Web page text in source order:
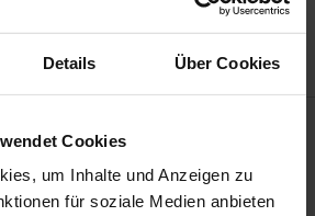
Details Über Cookies
Cookies
um Inhalte und Anzeigen zu
für soziale Medien anbieten